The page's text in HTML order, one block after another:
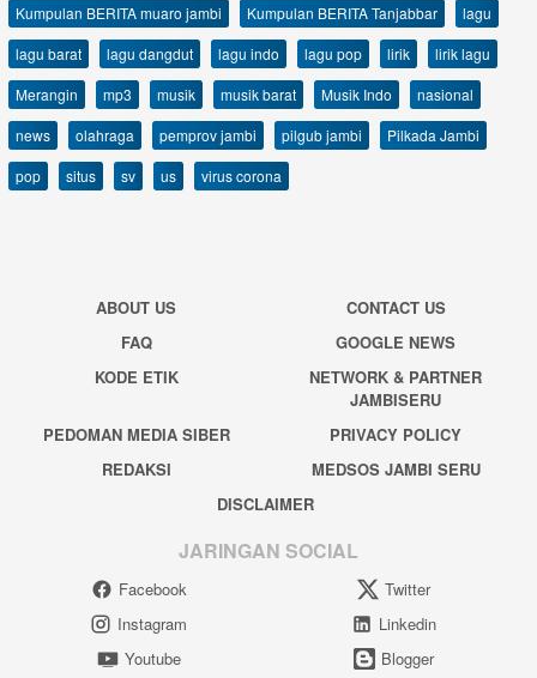
Kumpulan BERITA muaro jambi
Kumpulan BERITA Tanjabbar
lagu
lagu barat
lagu dangdut lagu indo lagu pop lirik
lirik lagu
Merangin
mp3 musik musik barat Musik Indo
nasional
news
olahraga pemprov jambi pilgub jambi
Pilkada Jambi
pop
situs sv us virus corona
ABOUT US
CONTACT US
FAQ
GOOGLE NEWS
KODE ETIK
NETWORK & PARTNER
JAMBISERU
PEDOMAN MEDIA SIBER
PRIVACY POLICY
REDAKSI
MEDSOS JAMBI SERU
DISCLAIMER
JARINGAN SOCIAL
Facebook
Twitter
Instagram
Linkedin
Youtube
Blogger